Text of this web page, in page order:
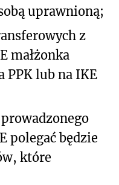
uprawnioną;
z
małżonka
PPK lub na IKE
polegać będzie
które